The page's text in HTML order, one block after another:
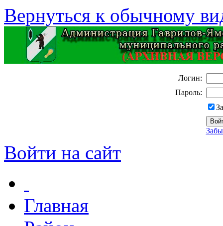
Вернуться к обычному
Логин:
Пароль:
Войти на сайт
Главная